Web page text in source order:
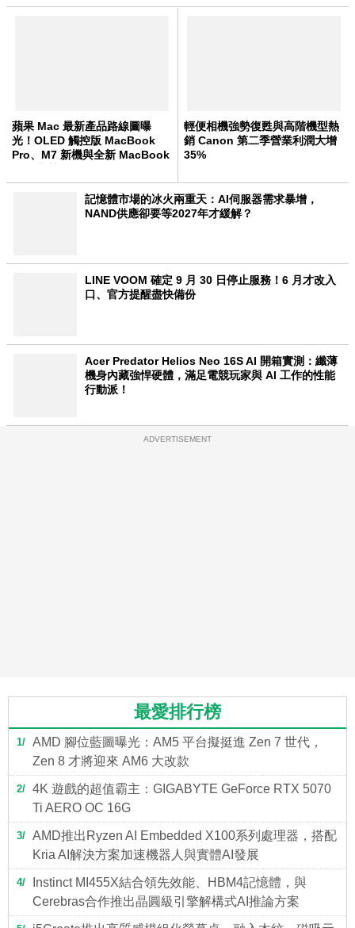
蘋果 Mac 最新產品路線圖曝
光！OLED 觸控版 MacBook
Pro、M7 新機與全新 MacBook
輕便相機強勢復甦與高階機型熱
銷 Canon 第二季營業利潤大增
35%
記憶體市場的冰火兩重天：AI伺服器需求暴增，
NAND供應卻要等2027年才緩解？
LINE VOOM 確定 9 月 30 日停止服務！6 月才改入
口、官方提醒盡快備份
Acer Predator Helios Neo 16S AI 開箱實測：纖薄
機身內藏強悍硬體，滿足電競玩家與 AI 工作的性能
行動派！
ADVERTISEMENT
最愛排行榜
1
AMD 腳位藍圖曝光：AM5 平台擬挺進 Zen 7 世代，
Zen 8 才將迎來 AM6 大改款
2
4K 遊戲的超值霸主：GIGABYTE GeForce RTX 5070
Ti AERO OC 16G
3
AMD推出Ryzen AI Embedded X100系列處理器，搭配
Kria AI解決方案加速機器人與實體AI發展
4
Instinct MI455X結合領先效能、HBM4記憶體，與
Cerebras合作推出晶圓級引擎解構式AI推論方案